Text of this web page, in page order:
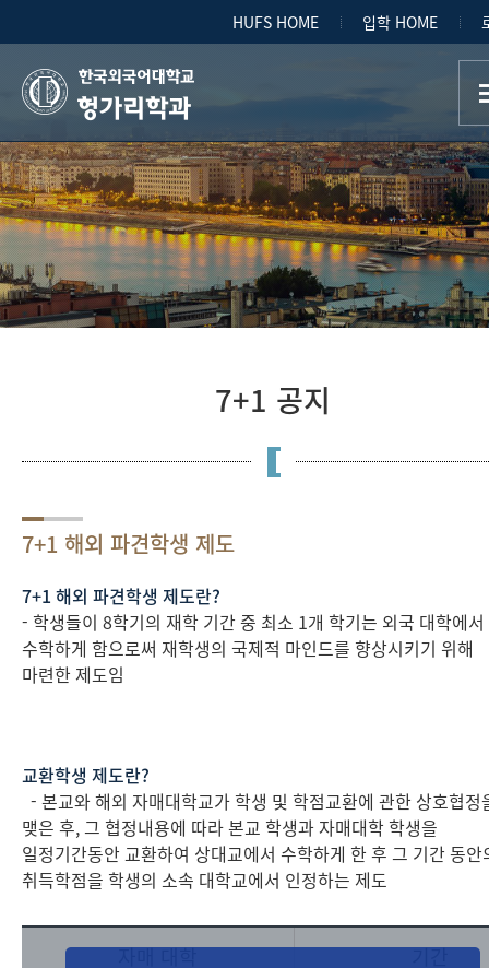
HUFS HOME 입학 HOME
헝가리학과
7+1 공지
7+1 해외 파견학생 제도
7+1 해외 파견학생 제도란?
- 학생들이 8학기의 재학 기간 중 최소 1개 학기는 외국 대학에서
수학하게 함으로써 재학생의 국제적 마인드를 향상시키기 위해
마련한 제도임
교환학생 제도란?
- 본교와 해외 자매대학교가 학생 및 학점교환에 관한 상호협정
맺은 후, 그 협정내용에 따라 본교 학생과 자매대학 학생을
일정기간동안 교환하여 상대교에서 수학하게 한 후 그 기간 동안
취득학점을 학생의 소속 대학교에서 인정하는 제도
자매 대학 기간